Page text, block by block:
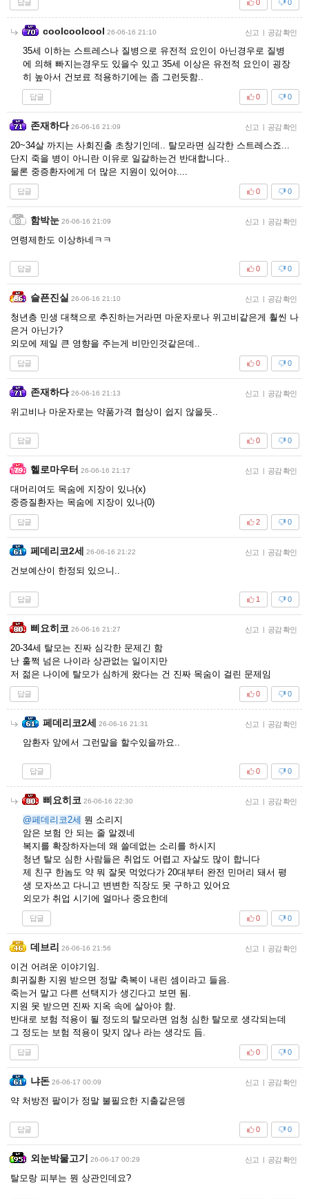
답글 0
0
coolcoolcool 26-06-16 21:10 신고 | 공감 확인
35세 이하는 스트레스나 질병으로 유전적 요인이 아닌경우로 질병
에 의해 빠지는경우도 있을수 있고 35세 이상은 유전적 요인이 굉장
히 높아서 건보료 적용하기에는 좀 그런듯함..
답글 0
0
존재하다 26-06-16 21:09 신고 | 공감 확인
20~34살 까지는 사회진출 초창기인데.. 탈모라면 심각한 스트레스죠...
단지 죽을 병이 아니란 이유로 일갈하는건 반대합니다..
물론 중증환자에게 더 많은 지원이 있어야....
답글 0
0
함박눈 26-06-16 21:09 신고 | 공감 확인
연령제한도 이상하네ㅋㅋ
답글 0
0
슬픈진실 26-06-16 21:10 신고 | 공감 확인
청년층 민생 대책으로 추진하는거라면 마운자로나 위고비같은게 훨씬 나
은거 아닌가?
외모에 제일 큰 영향을 주는게 비만인것같은데..
답글 0
0
존재하다 26-06-16 21:13 신고 | 공감 확인
위고비나 마운자로는 약품가격 협상이 쉽지 않을듯..
답글 0
0
헬로마우터 26-06-16 21:17 신고 | 공감 확인
대머리여도 목숨에 지장이 있나(x)
중증질환자는 목숨에 지장이 있나(0)
답글 0
2
페데리코2세 26-06-16 21:22 신고 | 공감 확인
건보예산이 한정되 있으니..
답글 0
1
삐요히코 26-06-16 21:27 신고 | 공감 확인
20-34세 탈모는 진짜 심각한 문제긴 함
난 훌쩍 넘은 나이라 상관없는 일이지만
저 젊은 나이에 탈모가 심하게 왔다는 건 진짜 목숨이 걸린 문제임
답글 0
0
페데리코2세 26-06-16 21:31 신고 | 공감 확인
암환자 앞에서 그런말을 할수있을까요..
답글 0
0
삐요히코 26-06-16 22:30 신고 | 공감 확인
@페데리코2세 뭔 소리지
암은 보험 안 되는 줄 알겠네
복지를 확장하자는데 왜 쓸데없는 소리를 하시지
청년 탈모 심한 사람들은 취업도 어렵고 자살도 많이 합니다
제 친구 한놈도 약 뭐 잘못 먹었다가 20대부터 완전 민머리 돼서 평
생 모자쓰고 다니고 변변한 직장도 못 구하고 있어요
외모가 취업 시기에 얼마나 중요한데
답글 0
0
데브리 26-06-16 21:56 신고 | 공감 확인
이건 어려운 이야기임.
희귀질환 지원 받으면 정말 축복이 내린 셈이라고 들음.
죽는거 말고 다른 선택지가 생긴다고 보면 됨.
지원 못 받으면 진짜 지옥 속에 살아야 함.
반대로 보험 적용이 될 정도의 탈모라면 엄청 심한 탈모로 생각되는데
그 정도는 보험 적용이 맞지 않나 라는 생각도 듬.
답글 0
0
냐돈 26-06-17 00:09 신고 | 공감 확인
약 처방전 팔이가 정말 불필요한 지출같은뎅
답글 0
0
외눈박물고기 26-06-17 00:29 신고 | 공감 확인
탈모랑 피부는 뭔 상관인데요?